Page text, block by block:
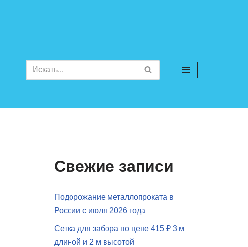
Свежие записи
Подорожание металлопроката в
России с июля 2026 года
Сетка для забора по цене 415 ₽ 3 м
длиной и 2 м высотой